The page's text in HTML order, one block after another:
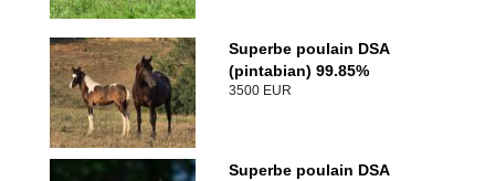
Superbe poulain DSA
(pintabian) 99.85%
3500 EUR
Superbe poulain DSA